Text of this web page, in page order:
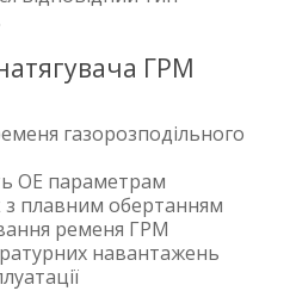
ГРМ
газорозподільного
OE параметрам
з плавним обертанням
ременя ГРМ
навантажень